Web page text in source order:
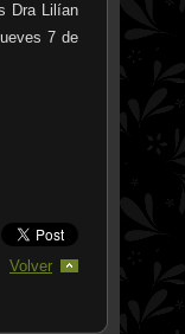
Dra Lilían
7 de
Volver